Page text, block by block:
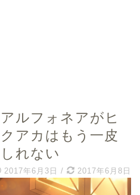
ルフォネアがヒ
アカはもう一皮
れない
2017年6月3日 / 2017年6月8日